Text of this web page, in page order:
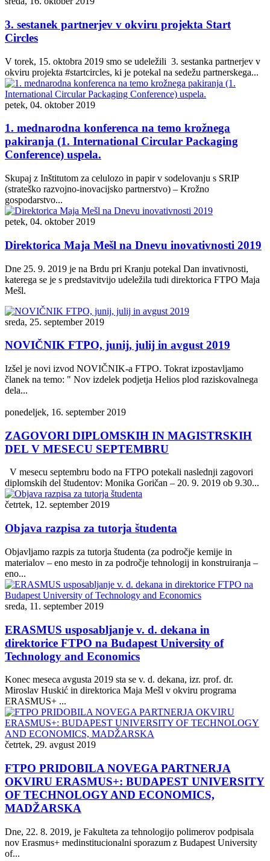
3. sestanek partnerjev v okviru projekta Start
Circles
V torek, 15. oktobra 2019 smo se udeležili 3. sestanka partnerjev v
okviru projekta #startcircles, ki je potekal na sedežu partnerskega...
petek, 04. oktober 2019
1. mednarodna konferenca na temo krožnega
pakiranja (1. International Circular Packaging
Conference) uspela.
Skupaj z Inštitutom za celulozo in papir v sodelovanju s SRIP
(strateško razvojno-inovacijsko partnerstvo) – Krožno
gospodarstvo...
petek, 04. oktober 2019
Direktorica Maja Mešl na Dnevu inovativnosti 2019
Dne 25. 9. 2019 je na Brdu pri Kranju potekal Dan invativnosti,
katerega se je s predstavitvijo udeležila tudi direktorica FTPO Maja
Mešl.
sreda, 25. september 2019
NOVIČNIK FTPO, junij, julij in avgust 2019
Izšel je novi izvod NOVIČNIK-a FTPO. Tokrat izpostavljamo
članek na temo: " Nov izdelek podjetja Helios plod raziskovalnega
dela...
ponedeljek, 16. september 2019
ZAGOVORI DIPLOMSKIH IN MAGISTRSKIH
DEL V MESECU SEPTEMBRU
V mesecu septembru bodo na FTPO potekali naslednji zagovori
diplomskih del študentov: Monika Goričan – 20. 9. 2019 ob 9.30...
četrtek, 12. september 2019
Objava razpisa za tutorja študenta
Objavljamo razpis za tutorja študenta (za področje kemije in
materialov – eno mesto in za področje tehnologij in konstruiranja –
eno...
sreda, 11. september 2019
ERASMUS usposabljanje v. d. dekana in
direktorice FTPO na Budapest University of
Technology and Economics
Konec meseca avgusta 2019 sta se v. d. dekana, izr. prof. dr.
Miroslav Huskić in direktorica Maja Mešl v okviru programa
ERASMUS+ ...
četrtek, 29. avgust 2019
FTPO PRIDOBILA NOVEGA PARTNERJA
OKVIRU ERASMUS+: BUDAPEST UNIVERSITY
OF TECHNOLOGY AND ECONOMICS,
MADŽARSKA
Dne, 22. 8. 2019, je Fakulteta za tehnologijo polimerov podpisala
nov Erasmus+ medinstitucionalni sporazum z Budapest University
of...